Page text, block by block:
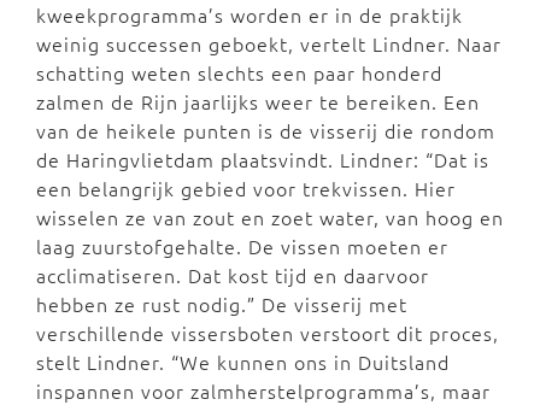
kweekprogramma’s worden er in de praktijk
weinig successen geboekt, vertelt Lindner. Naar
schatting weten slechts een paar honderd
zalmen de Rijn jaarlijks weer te bereiken. Een
van de heikele punten is de visserij die rondom
de Haringvlietdam plaatsvindt. Lindner: “Dat is
een belangrijk gebied voor trekvissen. Hier
wisselen ze van zout en zoet water, van hoog en
laag zuurstofgehalte. De vissen moeten er
acclimatiseren. Dat kost tijd en daarvoor
hebben ze rust nodig.” De visserij met
verschillende vissersboten verstoort dit proces,
stelt Lindner. “We kunnen ons in Duitsland
inspannen voor zalmherstelprogramma’s, maar